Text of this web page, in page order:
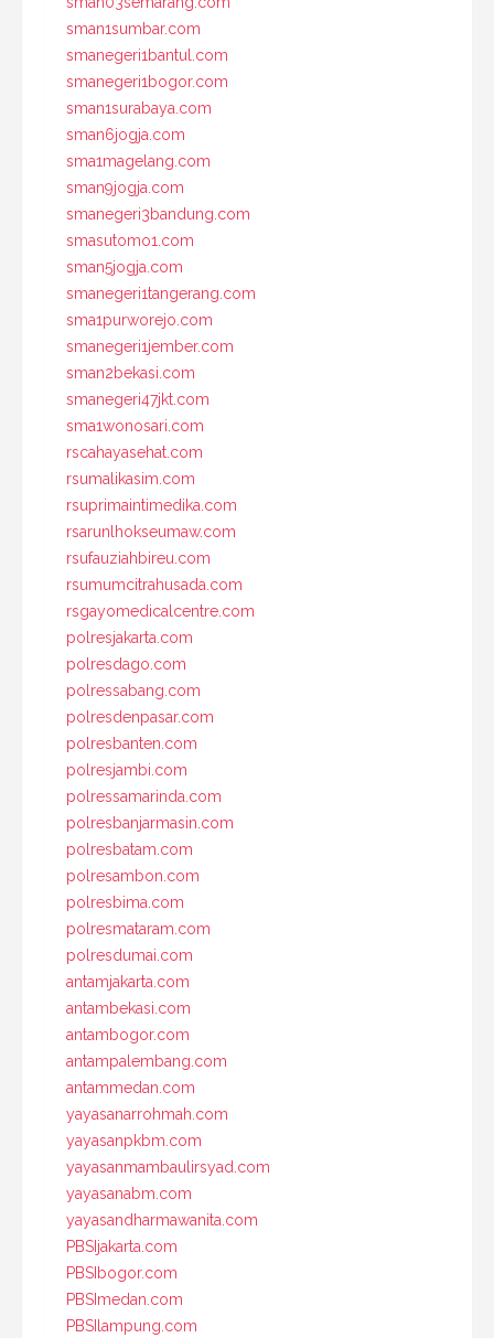
sman1sumbar.com
smanegeri1bantul.com
smanegeri1bogor.com
sman1surabaya.com
sman6jogja.com
sma1magelang.com
sman9jogja.com
smanegeri3bandung.com
smasutomo1.com
sman5jogja.com
smanegeri1tangerang.com
sma1purworejo.com
smanegeri1jember.com
sman2bekasi.com
smanegeri47jkt.com
sma1wonosari.com
rscahayasehat.com
rsumalikasim.com
rsuprimaintimedika.com
rsarunlhokseumaw.com
rsufauziahbireu.com
rsumumcitrahusada.com
rsgayomedicalcentre.com
polresjakarta.com
polresdago.com
polressabang.com
polresdenpasar.com
polresbanten.com
polresjambi.com
polressamarinda.com
polresbanjarmasin.com
polresbatam.com
polresambon.com
polresbima.com
polresmataram.com
polresdumai.com
antamjakarta.com
antambekasi.com
antambogor.com
antampalembang.com
antammedan.com
yayasanarrohmah.com
yayasanpkbm.com
yayasanmambaulirsyad.com
yayasanabm.com
yayasandharmawanita.com
PBSIjakarta.com
PBSIbogor.com
PBSImedan.com
PBSIlampung.com